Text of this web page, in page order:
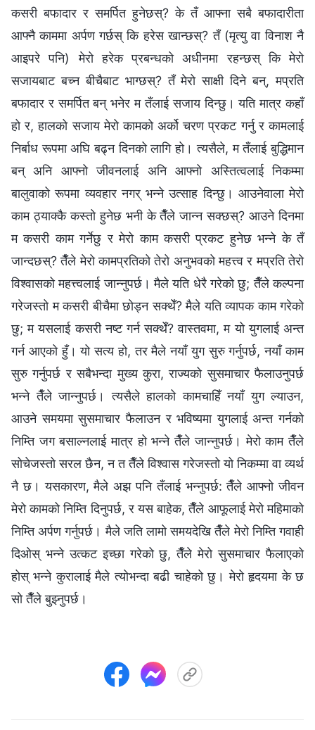
कसरी बफादार र समर्पित हुनेछस्? के तँ आफ्‍ना सबै बफादारीता
आफ्नै काममा अर्पण गर्छस् कि हरेस खान्छस्? तँ (मृत्यु वा विनाश नै
आइपरे पनि) मेरो हरेक प्रबन्धको अधीनमा रहन्छस् कि मेरो
सजायबाट बच्न बीचैबाट भाग्छस्? तँ मेरो साक्षी दिने बन्, मप्रति
बफादार र समर्पित बन् भनेर म तँलाई सजाय दिन्छु। यति मात्र कहाँ
हो र, हालको सजाय मेरो कामको अर्को चरण प्रकट गर्नु र कामलाई
निर्बाध रूपमा अघि बढ्न दिनको लागि हो। त्यसैले, म तँलाई बुद्धिमान
बन् अनि आफ्नो जीवनलाई अनि आफ्नो अस्तित्वलाई निकम्मा
बालुवाको रूपमा व्यवहार नगर् भन्‍ने उत्साह दिन्छु। आउनेवाला मेरो
काम ठ्याक्कै कस्तो हुनेछ भनी के तैँले जान्न सक्छस्? आउने दिनमा
म कसरी काम गर्नेछु र मेरो काम कसरी प्रकट हुनेछ भन्‍ने के तँ
जान्दछस्? तैँले मेरो कामप्रतिको तेरो अनुभवको महत्त्व र मप्रति तेरो
विश्‍वासको महत्त्वलाई जान्नुपर्छ। मैले यति धेरै गरेको छु; तैँले कल्पना
गरेजस्तो म कसरी बीचैमा छोड्न सक्थेँ? मैले यति व्यापक काम गरेको
छु; म यसलाई कसरी नष्ट गर्न सक्थेँ? वास्तवमा, म यो युगलाई अन्त
गर्न आएको हुँ। यो सत्य हो, तर मैले नयाँ युग सुरु गर्नुपर्छ, नयाँ काम
सुरु गर्नुपर्छ र सबैभन्दा मुख्य कुरा, राज्यको सुसमाचार फैलाउनुपर्छ
भन्‍ने तैँले जान्नुपर्छ। त्यसैले हालको कामचाहिँ नयाँ युग ल्याउन,
आउने समयमा सुसमाचार फैलाउन र भविष्यमा युगलाई अन्त गर्नको
निम्ति जग बसाल्नलाई मात्र हो भन्‍ने तैँले जान्नुपर्छ। मेरो काम तैँले
सोचेजस्तो सरल छैन, न त तैँले विश्‍वास गरेजस्तो यो निकम्मा वा व्यर्थ
नै छ। यसकारण, मैले अझ पनि तँलाई भन्नुपर्छ: तैँले आफ्नो जीवन
मेरो कामको निम्ति दिनुपर्छ, र यस बाहेक, तैँले आफूलाई मेरो महिमाको
निम्ति अर्पण गर्नुपर्छ। मैले जति लामो समयदेखि तैँले मेरो निम्ति गवाही
दिओस् भन्‍ने उत्कट इच्छा गरेको छु, तैँले मेरो सुसमाचार फैलाएको
होस् भन्‍ने कुरालाई मैले त्योभन्दा बढी चाहेको छु। मेरो हृदयमा के छ
सो तैँले बुझ्नुपर्छ।